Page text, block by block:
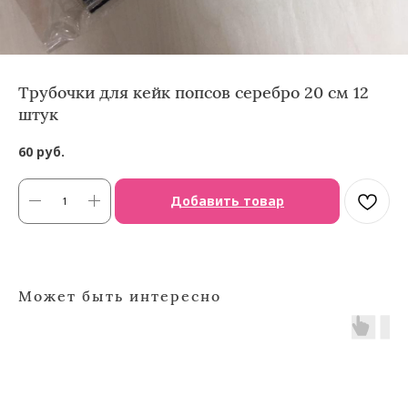
Трубочки для кейк попсов серебро 20 см 12
штук
60 руб.
Добавить товар
Может быть интересно